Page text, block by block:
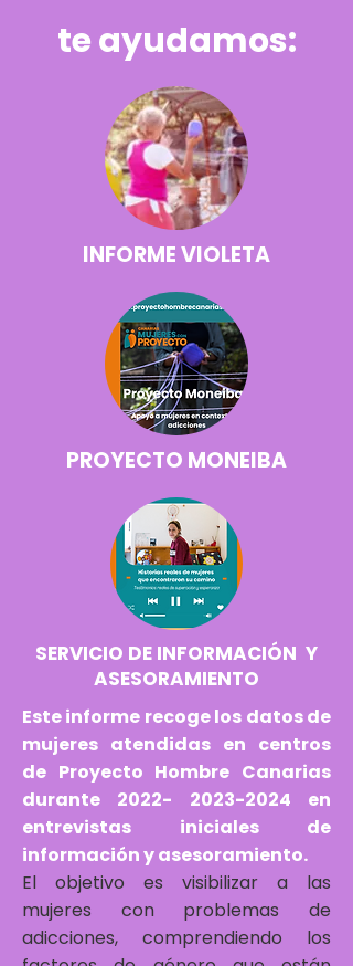
te ayudamos:
INFORME VIOLETA
PROYECTO MONEIBA
SERVICIO DE INFORMACIÓN Y
ASESORAMIENTO
Este informe recoge los datos de
mujeres atendidas en centros
de Proyecto Hombre Canarias
durante 2022- 2023-2024 en
entrevistas iniciales de
información y asesoramiento.
El objetivo es visibilizar a las
mujeres con problemas de
adicciones, comprendiendo los